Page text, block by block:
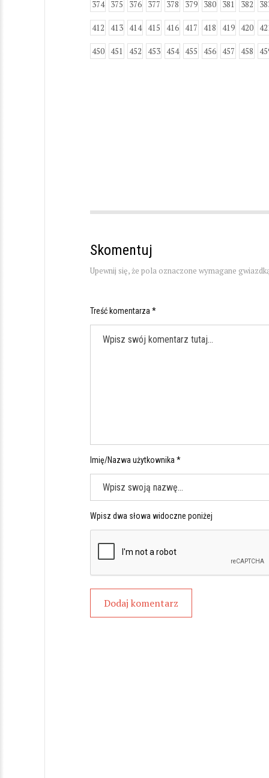
374 375 376 377 378 379 380 381 382
412 413 414 415 416 417 418 419 420
450 451 452 453 454 455 456 457 458
Skomentuj
Upewnij się, że pola oznaczone wymagane
Treść komentarza *
Imię/Nazwa użytkownika *
Wpisz dwa słowa widoczne poniżej